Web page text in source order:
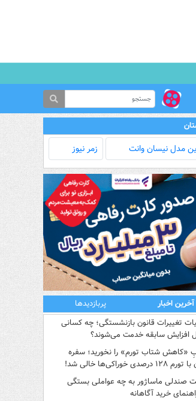
مدل‌ نیسان وانت زمر نیوز
آخرین اخبار
پربازدیدها
تغییرات قانون بازنشستگی؛ چه کسانی
افزایش سابقه خدمت می‌شوند؟
«کاهش شتاب تورم» را نخورید؛ سفره
درصدی خوراکی‌ها خالی شد!
صندلی ماساژور به چه عواملی بستگی
خرید آگاهانه